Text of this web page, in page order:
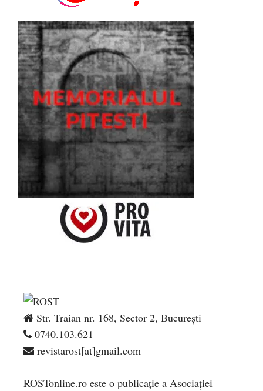
Str. Traian nr. 168, Sector 2, București
0740.103.621
revistarost[at]gmail.com
ROSTonline.ro este o publicaţie a Asociaţiei